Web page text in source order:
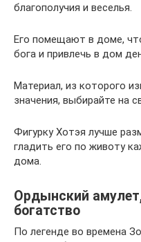
благополучия и веселья.
Его помещают в доме,
бога и привлечь в дом
Материал, из которого
значения, выбирайте на
Фигурку Хотэя лучше
гладить его по животу
дома.
Ордынский
богатство
По легенде во времена